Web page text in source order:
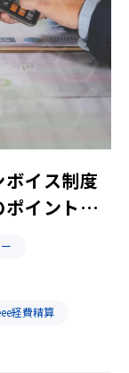
イス制度
イントを
経費精算